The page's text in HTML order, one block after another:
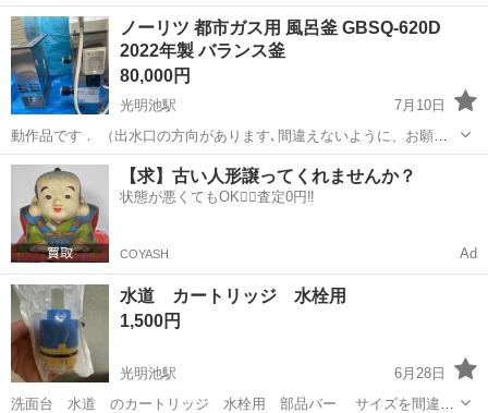
揮。 適合機種：ラクラクパワーフィルターシリーズS、M ／ サイ
レントフローパワー 5パックほど在庫あります。
大阪 堺市 光明池駅 その他 GEX
ノーリツ 都市ガス用 風呂釜 GBSQ-620D
2022年製 バランス釜
80,000円
光明池駅
7月10日
動作品です． （出水口の方向があります､間違えないように、お願い
致します。） 1年弱使えましたが、 沸かすパイプの中でも､ゴミなし､
まだ綺麗な状態と思います。 詳しい状態は写真でご確認お願い致しま
す。 出品内容： バランス...
大阪 堺市 光明池駅 その他 風呂釜
【求】古い人形譲ってくれませんか？
状態が悪くてもOK🙆‍♀️査定0円‼️
COYASH Ad
水道 カートリッジ 水栓用
1,500円
光明池駅
6月28日
洗面台 水道 のカートリッジ 水栓用 部品バー サイズを間違え